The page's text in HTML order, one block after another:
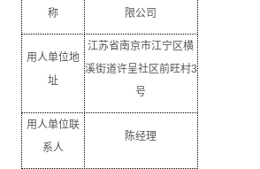
称
限公司
用人单位地
址
江苏省南京市江宁区横
溪街道许呈社区前旺村3
号
用人单位联
系人
陈经理